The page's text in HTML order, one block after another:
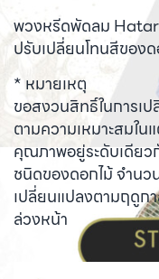
พวงหรีดพัดลม
ปรับเปลี่ยนโทนสีของด
* หมายเหตุ
ขอสงวนสิทธิ์ในการเ
ตามความเหมาะสมใน
คุณภาพอยู่ระดับเดีย
ชนิดของดอกไม้ จำนว
เปลี่ยนแปลงตามฤดูก
ล่วงหน้า